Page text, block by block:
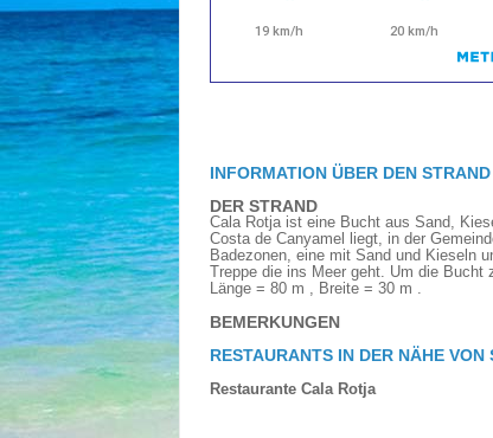
INFORMATION ÜBER DEN STRAND
DER STRAND
Cala Rotja ist eine Bucht aus Sand,
Costa de Canyamel liegt, in der
Badezonen, eine mit Sand und Kieseln
Treppe die ins Meer geht. Um die Bucht
Länge = 80 m , Breite = 30 m .
BEMERKUNGEN
RESTAURANTS IN DER NÄHE VON
Restaurante Cala Rotja